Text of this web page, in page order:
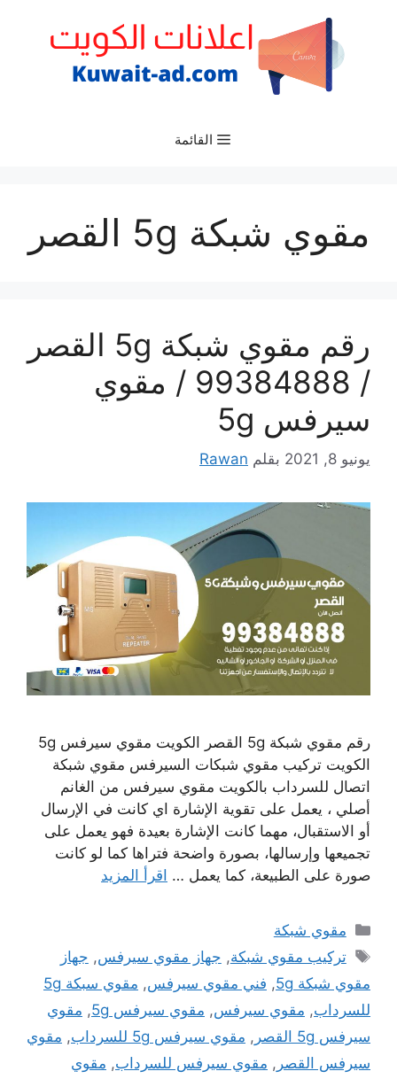
القائمة
مقوي شبكة 5g القصر
رقم مقوي شبكة 5g القصر
/ 99384888 / مقوي
سيرفس 5g
يونيو 8, 2021 بقلم Rawan
رقم مقوي شبكة 5g القصر الكويت مقوي سيرفس 5g
الكويت تركيب مقوي شبكات السيرفس مقوي شبكة
اتصال للسرداب بالكويت مقوي سيرفس من الغانم
أصلي ، يعمل على تقوية الإشارة اي كانت في الإرسال
أو الاستقبال، مهما كانت الإشارة بعيدة فهو يعمل على
تجميعها وإرسالها، بصورة واضحة فتراها كما لو كانت
صورة على الطبيعة، كما يعمل … اقرأ المزيد
التصنيفات
مقوي شبكة
الوسوم
تركيب مقوي شبكة, جهاز مقوي سيرفس, جهاز
مقوي شبكة 5g
, فني مقوي سيرفس,
مقوي سبكة 5g
للسرداب, مقوي سيرفس, مقوي سيرفس 5g , مقوي
سيرفس 5g القصر
, مقوي سيرفس 5g للسرداب , مقوي
سيرفس القصر , مقوي سيرفس للسرداب, مقوي